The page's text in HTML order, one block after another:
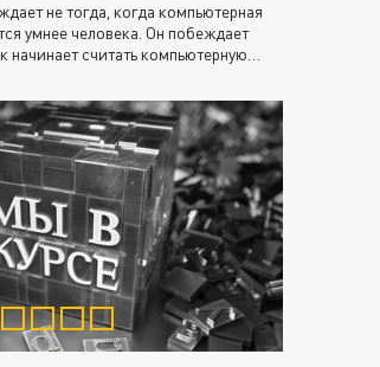
не тогда, когда компьютерная
умнее человека. Он побеждает
начинает считать компьютерную